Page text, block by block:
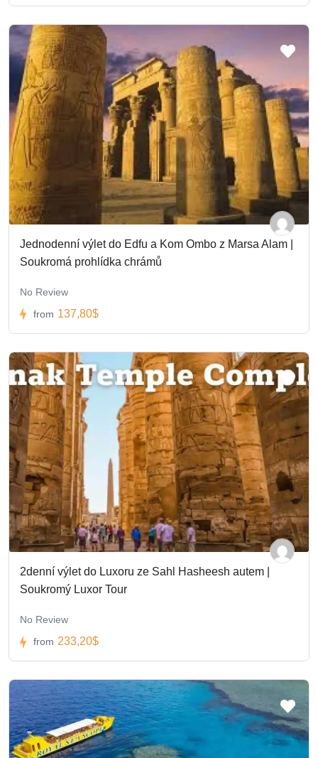
Jednodenní výlet do Edfu a Kom Ombo z Marsa Alam |
Soukromá prohlídka chrámů
No Review
from 137,80$
2denní výlet do Luxoru ze Sahl Hasheesh autem |
Soukromý Luxor Tour
No Review
from 233,20$